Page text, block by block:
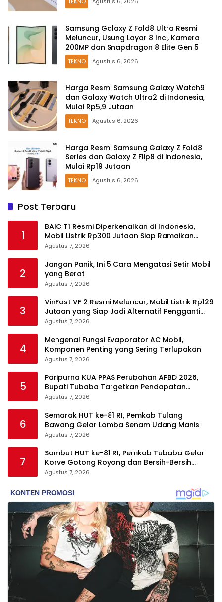
Samsung Galaxy Z Fold8 Ultra Resmi
Meluncur, Usung Layar 8 Inci, Kamera
200MP dan Snapdragon 8 Elite Gen 5
TEKNO Agustus 6, 2026
Harga Resmi Samsung Galaxy Watch9
dan Galaxy Watch Ultra2 di Indonesia,
Mulai Rp5,9 Jutaan
TEKNO Agustus 6, 2026
Harga Resmi Samsung Galaxy Z Fold8
Series dan Galaxy Z Flip8 di Indonesia,
Mulai Rp19 Jutaan
TEKNO Agustus 6, 2026
Post Terbaru
1
BAIC T1 Resmi Diperkenalkan di Indonesia,
Mobil Listrik Rp300 Jutaan Siap Ramaikan
Pasar EV
Agustus 7, 2026
2
Jangan Panik, Ini 5 Cara Mengatasi Setir Mobil
yang Berat
Agustus 7, 2026
3
VinFast VF 2 Resmi Meluncur, Mobil Listrik Rp129
Jutaan yang Siap Jadi Alternatif Pengganti
Motor
Agustus 7, 2026
4
Mengenal Fungsi Evaporator AC Mobil,
Komponen Penting yang Sering Terlupakan
Agustus 7, 2026
5
Paripurna KUA PPAS Perubahan APBD 2026,
Bupati Tubaba Targetkan Pendapatan
Daerah Rp820,3 Miliar
Agustus 7, 2026
6
Semarak HUT ke-81 RI, Pemkab Tulang
Bawang Gelar Lomba Senam Udang Manis
Agustus 7, 2026
7
Sambut HUT ke-81 RI, Pemkab Tubaba Gelar
Korve Gotong Royong dan Bersih-Bersih
Serentak
Agustus 7, 2026